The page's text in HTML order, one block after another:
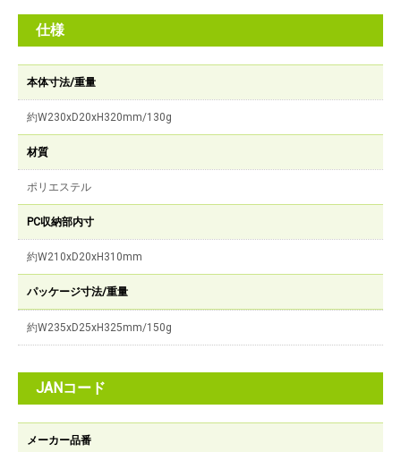
仕様
本体寸法/重量
約W230xD20xH320mm/130g
材質
ポリエステル
PC収納部内寸
約W210xD20xH310mm
パッケージ寸法/重量
約W235xD25xH325mm/150g
JANコード
メーカー品番